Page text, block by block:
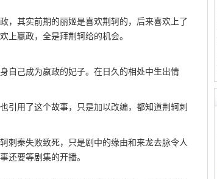
，其实前期的丽姬是喜欢荆轲的，后来喜欢上了
上嬴政，全是拜荆轲给的机会。
自己成为嬴政的妃子。在日久的相处中生出情
引用了这个故事，只是加以改编，都知道荆轲刺
刺秦失败致死，只是剧中的缘由和来龙去脉令人
还要等剧集的开播。